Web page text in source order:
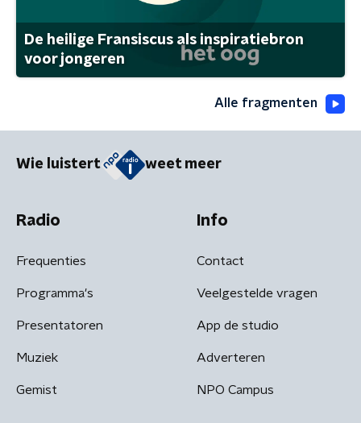
De heilige Fransiscus als inspiratiebron
voor jongeren
Alle fragmenten
Wie luistert weet meer
Radio
Frequenties
Programma's
Presentatoren
Muziek
Gemist
Info
Contact
Veelgestelde vragen
App de studio
Adverteren
NPO Campus